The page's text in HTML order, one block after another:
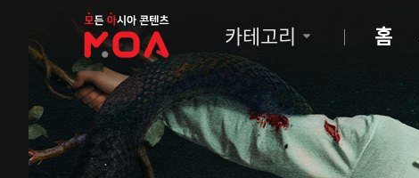
MOA
카테고리 홈